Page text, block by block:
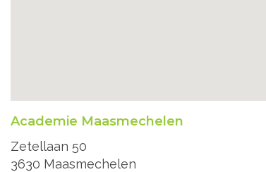
Academie Maasmechelen
Adres
Zetellaan 50
3630 Maasmechelen